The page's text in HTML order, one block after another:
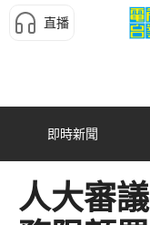
直播
即時新聞
人大審